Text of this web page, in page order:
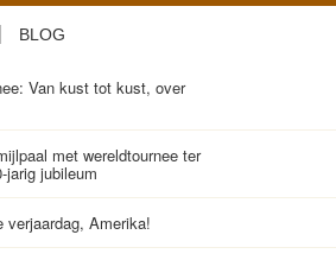
BLOG
Van kust tot kust, over
met wereldtournee ter
jarig jubileum
verjaardag, Amerika!